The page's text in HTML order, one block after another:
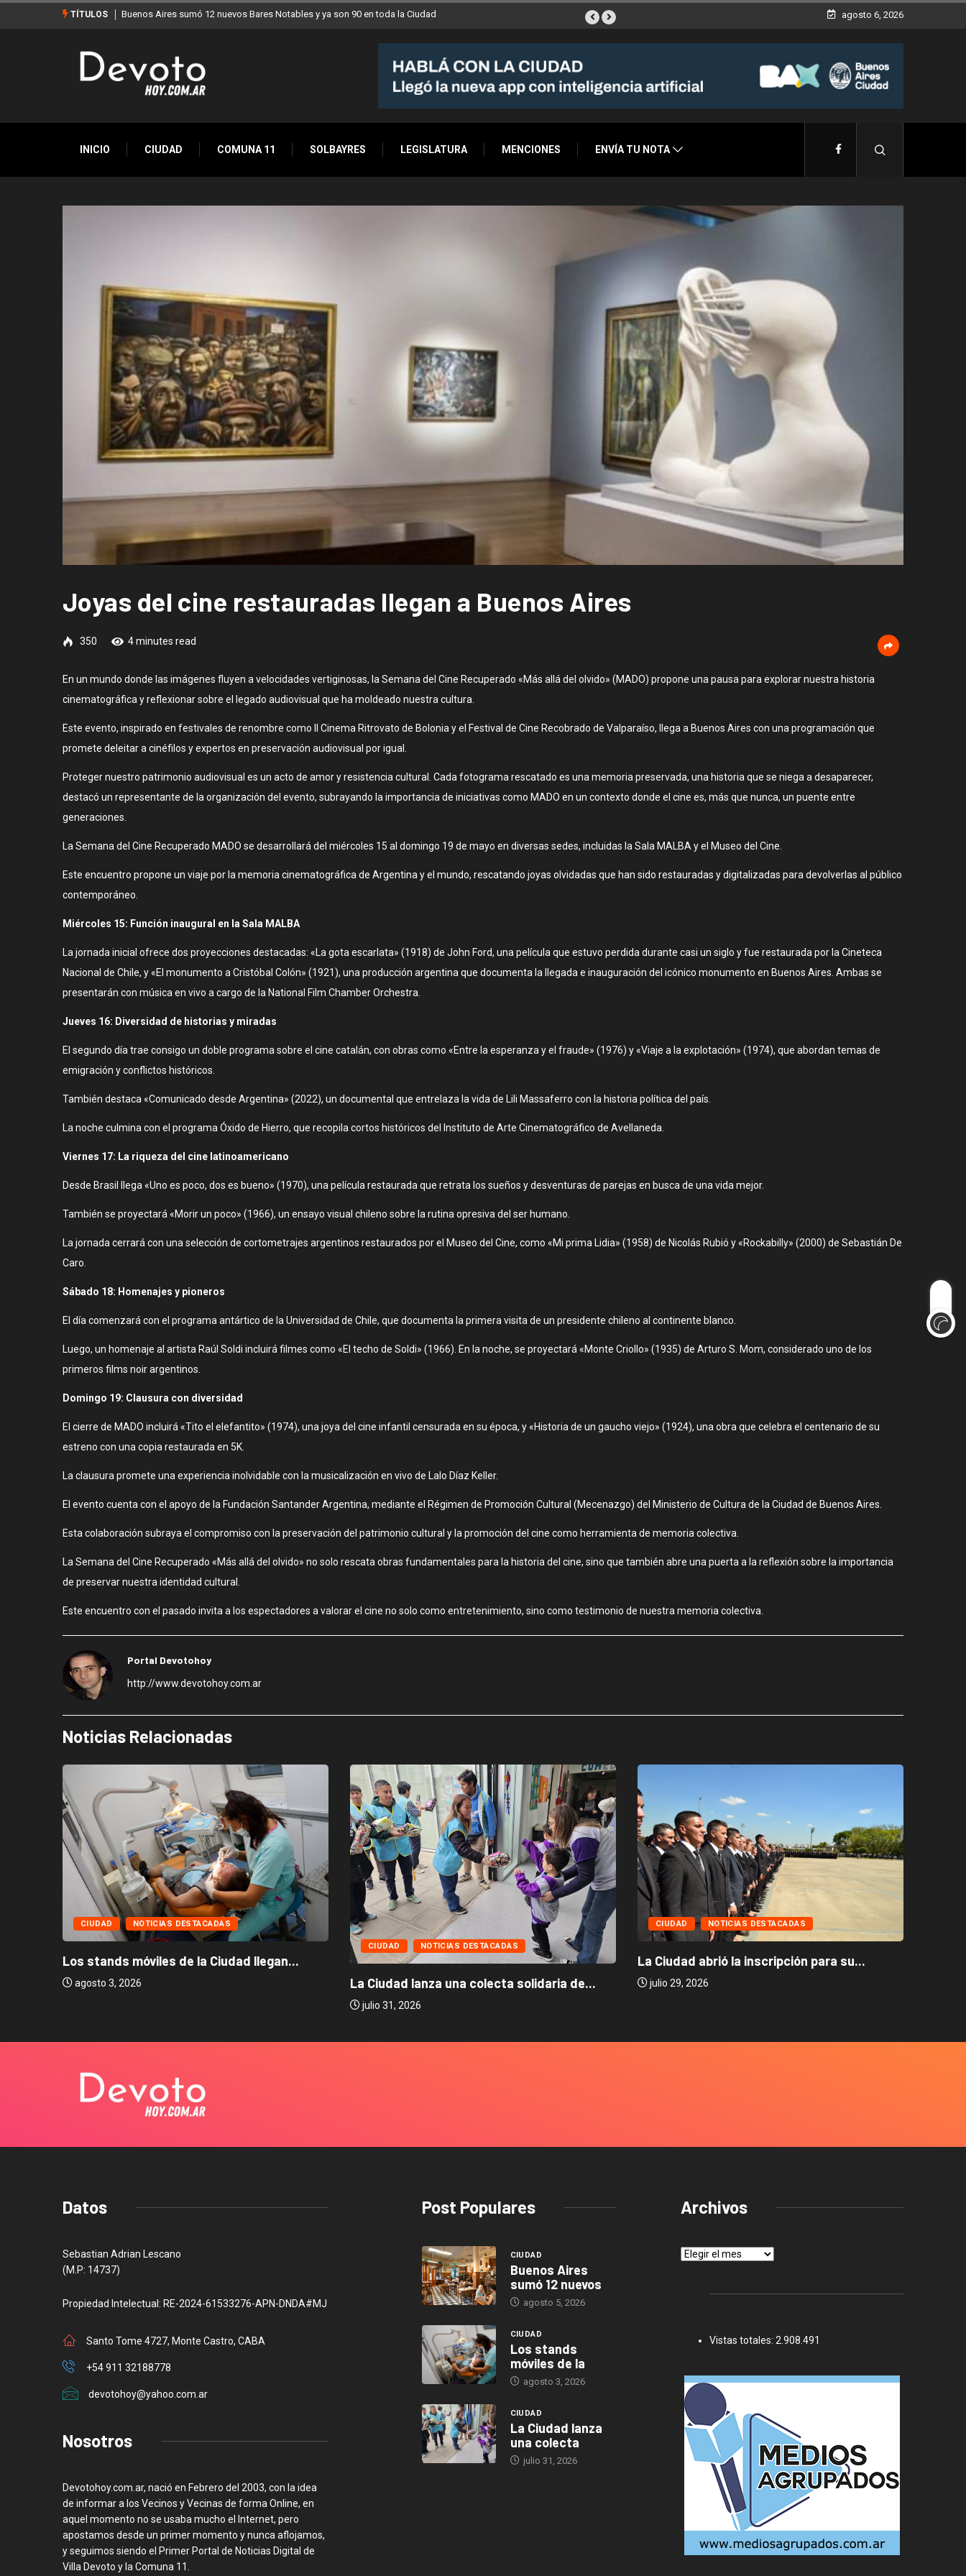
TÍTULOS
y ya son 90 en toda la CiudadLos stands móviles de la Ciudad llegan esta semana a Villa Devoto agosto 6, 2026
INICIO CIUDAD COMUNA 11 SOLBAYRES LEGISLATURA MENCIONES ENVÍA TU NOTA
Joyas del cine restauradas llegan a Buenos Aires
350 4 minutes read
En un mundo donde las imágenes fluyen a velocidades vertiginosas, la Semana del Cine Recuperado «Más allá del olvido» (MADO) propone una pausa para explorar nuestra historia
cinematográfica y reflexionar sobre el legado audiovisual que ha moldeado nuestra cultura.
Este evento, inspirado en festivales de renombre como Il Cinema Ritrovato de Bolonia y el Festival de Cine Recobrado de Valparaíso, llega a Buenos Aires con una programación que
promete deleitar a cinéfilos y expertos en preservación audiovisual por igual.
Proteger nuestro patrimonio audiovisual es un acto de amor y resistencia cultural. Cada fotograma rescatado es una memoria preservada, una historia que se niega a desaparecer,
destacó un representante de la organización del evento, subrayando la importancia de iniciativas como MADO en un contexto donde el cine es, más que nunca, un puente entre
generaciones.
La Semana del Cine Recuperado MADO se desarrollará del miércoles 15 al domingo 19 de mayo en diversas sedes, incluidas la Sala MALBA y el Museo del Cine.
Este encuentro propone un viaje por la memoria cinematográfica de Argentina y el mundo, rescatando joyas olvidadas que han sido restauradas y digitalizadas para devolverlas al público
contemporáneo.
Miércoles 15: Función inaugural en la Sala MALBA
La jornada inicial ofrece dos proyecciones destacadas: «La gota escarlata» (1918) de John Ford, una película que estuvo perdida durante casi un siglo y fue restaurada por la Cineteca
Nacional de Chile, y «El monumento a Cristóbal Colón» (1921), una producción argentina que documenta la llegada e inauguración del icónico monumento en Buenos Aires. Ambas se
presentarán con música en vivo a cargo de la National Film Chamber Orchestra.
Jueves 16: Diversidad de historias y miradas
El segundo día trae consigo un doble programa sobre el cine catalán, con obras como «Entre la esperanza y el fraude» (1976) y «Viaje a la explotación» (1974), que abordan temas de
emigración y conflictos históricos.
También destaca «Comunicado desde Argentina» (2022), un documental que entrelaza la vida de Lili Massaferro con la historia política del país.
La noche culmina con el programa Óxido de Hierro, que recopila cortos históricos del Instituto de Arte Cinematográfico de Avellaneda.
Viernes 17: La riqueza del cine latinoamericano
Desde Brasil llega «Uno es poco, dos es bueno» (1970), una película restaurada que retrata los sueños y desventuras de parejas en busca de una vida mejor.
También se proyectará «Morir un poco» (1966), un ensayo visual chileno sobre la rutina opresiva del ser humano.
La jornada cerrará con una selección de cortometrajes argentinos restaurados por el Museo del Cine, como «Mi prima Lidia» (1958) de Nicolás Rubió y «Rockabilly» (2000) de Sebastián De
Caro.
Sábado 18: Homenajes y pioneros
El día comenzará con el programa antártico de la Universidad de Chile, que documenta la primera visita de un presidente chileno al continente blanco.
Luego, un homenaje al artista Raúl Soldi incluirá filmes como «El techo de Soldi» (1966). En la noche, se proyectará «Monte Criollo» (1935) de Arturo S. Mom, considerado uno de los
primeros films noir argentinos.
Domingo 19: Clausura con diversidad
El cierre de MADO incluirá «Tito el elefantito» (1974), una joya del cine infantil censurada en su época, y «Historia de un gaucho viejo» (1924), una obra que celebra el centenario de su
estreno con una copia restaurada en 5K.
La clausura promete una experiencia inolvidable con la musicalización en vivo de Lalo Díaz Keller.
El evento cuenta con el apoyo de la Fundación Santander Argentina, mediante el Régimen de Promoción Cultural (Mecenazgo) del Ministerio de Cultura de la Ciudad de Buenos Aires.
Esta colaboración subraya el compromiso con la preservación del patrimonio cultural y la promoción del cine como herramienta de memoria colectiva.
La Semana del Cine Recuperado «Más allá del olvido» no solo rescata obras fundamentales para la historia del cine, sino que también abre una puerta a la reflexión sobre la importancia
de preservar nuestra identidad cultural.
Este encuentro con el pasado invita a los espectadores a valorar el cine no solo como entretenimiento, sino como testimonio de nuestra memoria colectiva.
Portal Devotohoy
http://www.devotohoy.com.ar
Noticias Relacionadas
CIUDAD NOTICIAS DESTACADAS
Los stands móviles de la Ciudad llegan...
agosto 3, 2026
CIUDAD NOTICIAS DESTACADAS
La Ciudad lanza una colecta solidaria de...
julio 31, 2026
CIUDAD NOTICIAS DESTACADAS
La Ciudad abrió la inscripción para su...
julio 29, 2026
Datos
Sebastian Adrian Lescano
(M.P: 14737)
Propiedad Intelectual: RE-2024-61533276-APN-DNDA#MJ
Santo Tome 4727, Monte Castro, CABA
+54 911 32188778
devotohoy@yahoo.com.ar
Nosotros
Devotohoy.com.ar, nació en Febrero del 2003, con la idea
de informar a los Vecinos y Vecinas de forma Online, en
aquel momento no se usaba mucho el Internet, pero
apostamos desde un primer momento y nunca aflojamos,
y seguimos siendo el Primer Portal de Noticias Digital de
Villa Devoto y la Comuna 11.
Post Populares
CIUDAD
Buenos Aires
sumó 12 nuevos
agosto 5, 2026
CIUDAD
Los stands
móviles de la
agosto 3, 2026
CIUDAD
La Ciudad lanza
una colecta
julio 31, 2026
Archivos
Archivos
Vistas totales: 2.908.491